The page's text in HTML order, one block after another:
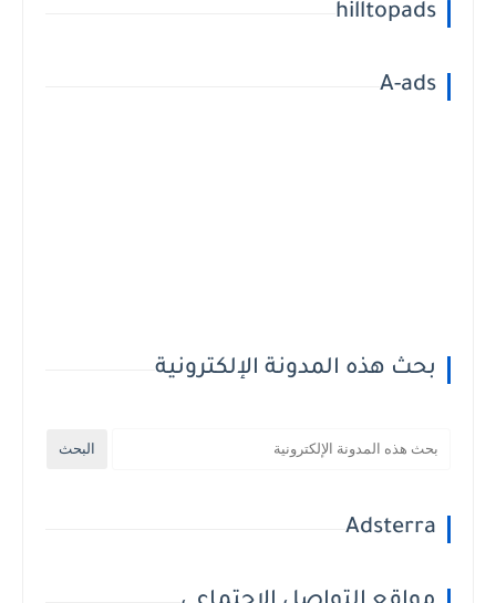
hilltopads
A-ads
بحث هذه المدونة الإلكترونية
Adsterra